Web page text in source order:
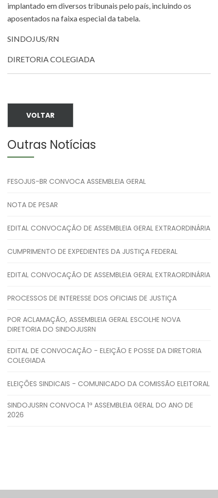
implantado em diversos tribunais pelo país, incluindo os
aposentados na faixa especial da tabela.
SINDOJUS/RN
DIRETORIA COLEGIADA
VOLTAR
Outras Notícias
FESOJUS-BR CONVOCA ASSEMBLEIA GERAL
NOTA DE PESAR
EDITAL CONVOCAÇÃO DE ASSEMBLEIA GERAL EXTRAORDINÁRIA
CUMPRIMENTO DE EXPEDIENTES DA JUSTIÇA FEDERAL
EDITAL CONVOCAÇÃO DE ASSEMBLEIA GERAL EXTRAORDINÁRIA
PROCESSOS DE INTERESSE DOS OFICIAIS DE JUSTIÇA
POR ACLAMAÇÃO, ASSEMBLEIA GERAL ESCOLHE NOVA
DIRETORIA DO SINDOJUSRN
EDITAL DE CONVOCAÇÃO - ELEIÇÃO E POSSE DA DIRETORIA
COLEGIADA
ELEIÇÕES SINDICAIS - COMUNICADO DA COMISSÃO ELEITORAL
SINDOJUSRN CONVOCA 1ª ASSEMBLEIA GERAL DO ANO DE
2026